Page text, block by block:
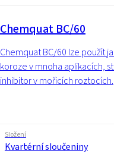
Chemquat BC/60
Chemquat BC/60 lze použít
koroze v mnoha aplikacích,
inhibitor v mořicích roztocích.
Složení
Kvartérní sloučeniny